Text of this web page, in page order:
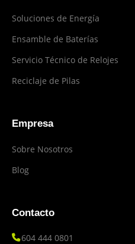
Soluciones de Energía
Ensamble de Baterías
Servicio Técnico de Relojes
Reciclaje de Pilas
Empresa
Sobre Nosotros
Blog
Contacto
604 444 0801